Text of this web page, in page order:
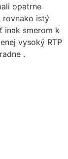
opatrne
rovnako istý
inak smerom k
vysoký RTP
.